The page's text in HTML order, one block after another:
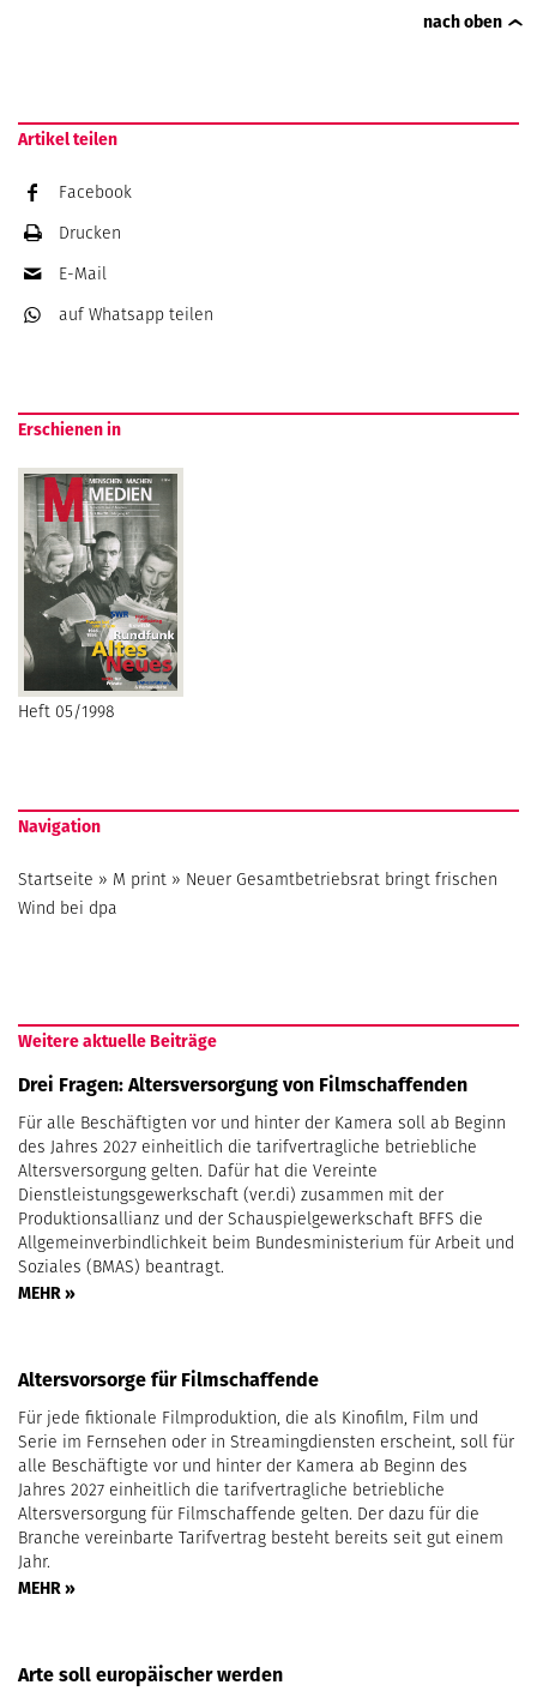
nach oben
Artikel teilen
Facebook
Drucken
E-Mail
auf Whatsapp teilen
Erschienen in
Heft 05/1998
Navigation
Startseite » M print » Neuer Gesamtbetriebsrat bringt frischen
Wind bei dpa
Weitere aktuelle Beiträge
Drei Fragen: Altersversorgung von Filmschaffenden
Für alle Beschäftigten vor und hinter der Kamera soll ab Beginn
des Jahres 2027 einheitlich die tarifvertragliche betriebliche
Altersversorgung gelten. Dafür hat die Vereinte
Dienstleistungsgewerkschaft (ver.di) zusammen mit der
Produktionsallianz und der Schauspielgewerkschaft BFFS die
Allgemeinverbindlichkeit beim Bundesministerium für Arbeit und
Soziales (BMAS) beantragt.
MEHR »
Altersvorsorge für Filmschaffende
Für jede fiktionale Filmproduktion, die als Kinofilm, Film und
Serie im Fernsehen oder in Streamingdiensten erscheint, soll für
alle Beschäftigte vor und hinter der Kamera ab Beginn des
Jahres 2027 einheitlich die tarifvertragliche betriebliche
Altersversorgung für Filmschaffende gelten. Der dazu für die
Branche vereinbarte Tarifvertrag besteht bereits seit gut einem
Jahr.
MEHR »
Arte soll europäischer werden